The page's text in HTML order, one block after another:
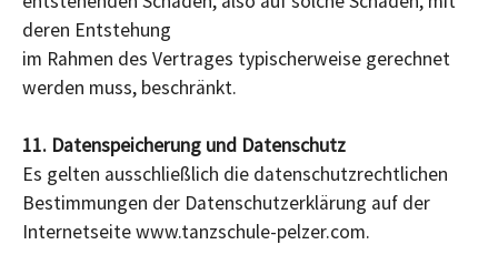
deren Entstehung
im Rahmen des Vertrages typischerweise gerechnet
werden muss, beschränkt.
11. Datenspeicherung und Datenschutz
Es gelten ausschließlich die datenschutzrechtlichen
Bestimmungen der Datenschutzerklärung auf der
Internetseite www.tanzschule-pelzer.com.